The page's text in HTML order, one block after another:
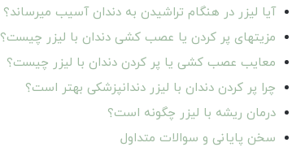
آیا لیزر در هنگام تراشیدن به دندان آسیب میرساند؟
مزیتهای پر کردن یا عصب کشی دندان با لیزر چیست؟
معایب عصب کشی یا پر کردن دندان با لیزر چیست؟
چرا پر کردن دندان با لیزر دندانپزشکی بهتر است؟
درمان ریشه با لیزر چگونه است؟
سخن پایانی و سوالات متداول